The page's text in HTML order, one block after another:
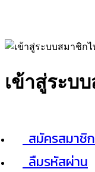
เข้าสู่ระบ
สมัครสมาชิก
ลืมรหัสผ่าน